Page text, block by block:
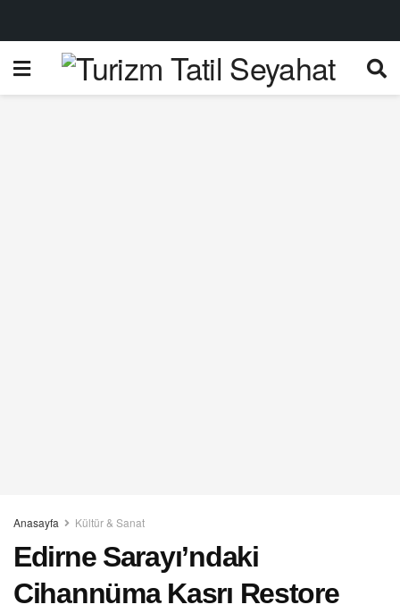
Anasayfa Kültür & Sanat
Edirne Sarayı’ndaki
Cihannüma Kasrı Restore